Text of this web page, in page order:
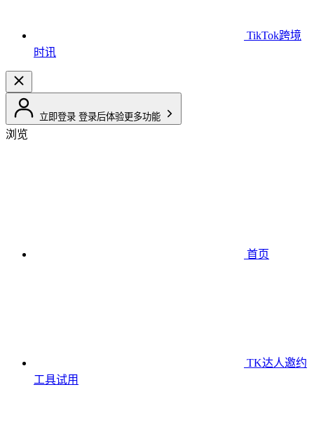
TikTok跨境
时讯
立即登录 登录后体验更多功能
浏览
首页
TK达人邀约
工具试用